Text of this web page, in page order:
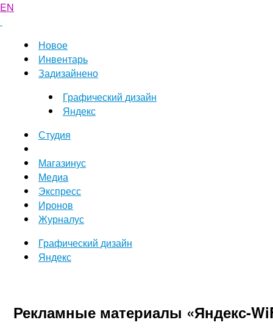
EN
Новое
Инвентарь
Задизайнено
Графический дизайн
Яндекс
Студия
Магазинус
Медиа
Экспресс
Иронов
Журналус
Графический дизайн
Яндекс
Рекламные материалы «Яндекс-